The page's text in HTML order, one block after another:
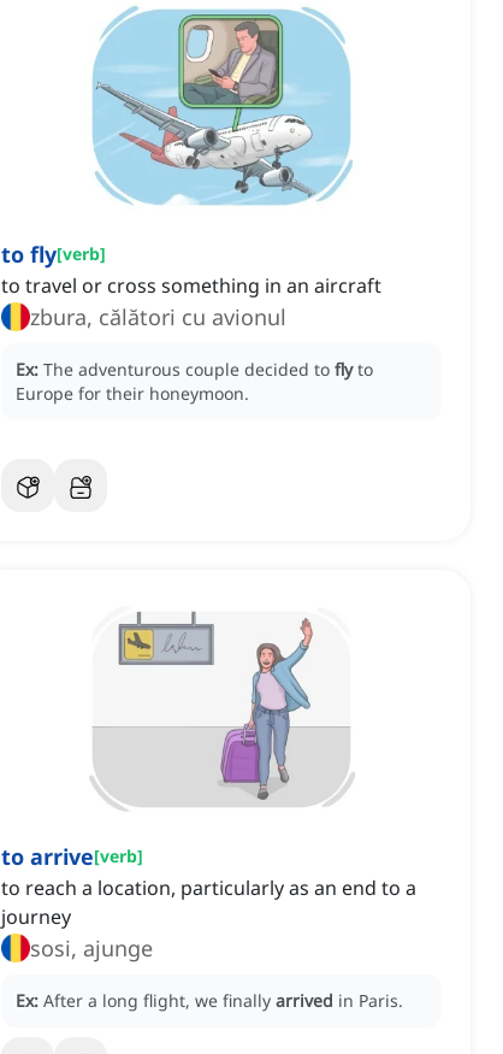
to fly[verb]
to travel or cross something in an aircraft
zbura, călători cu avionul
Ex: The adventurous couple decided to fly to
Europe for their honeymoon.
to arrive[verb]
to reach a location, particularly as an end to a
journey
sosi, ajunge
Ex: After a long flight, we finally arrived in Paris.